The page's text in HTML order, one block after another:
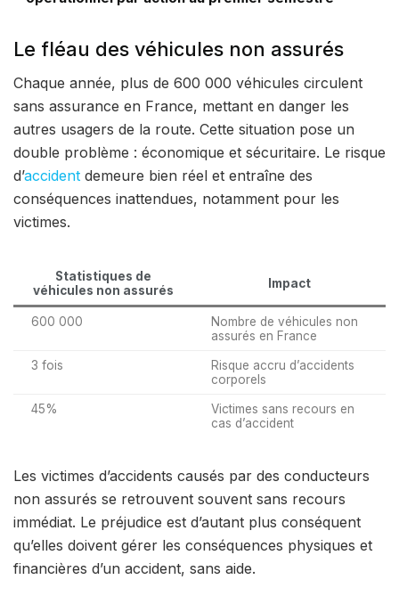
Le fléau des véhicules non assurés
Chaque année, plus de 600 000 véhicules circulent
sans assurance en France, mettant en danger les
autres usagers de la route. Cette situation pose un
double problème : économique et sécuritaire. Le risque
d’accident demeure bien réel et entraîne des
conséquences inattendues, notamment pour les
victimes.
Statistiques de
véhicules non assurés
Impact
600 000
Nombre de véhicules non
assurés en France
3 fois
Risque accru d’accidents
corporels
45%
Victimes sans recours en
cas d’accident
Les victimes d’accidents causés par des conducteurs
non assurés se retrouvent souvent sans recours
immédiat. Le préjudice est d’autant plus conséquent
qu’elles doivent gérer les conséquences physiques et
financières d’un accident, sans aide.